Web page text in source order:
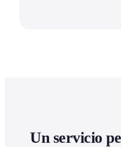
Un servicio